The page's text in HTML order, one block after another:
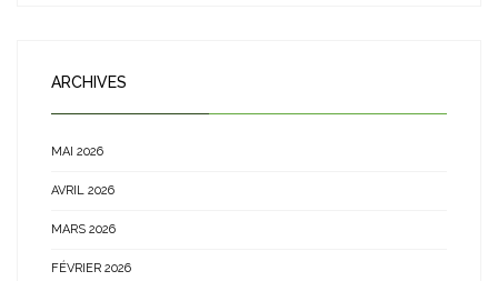
ARCHIVES
MAI 2026
AVRIL 2026
MARS 2026
FÉVRIER 2026